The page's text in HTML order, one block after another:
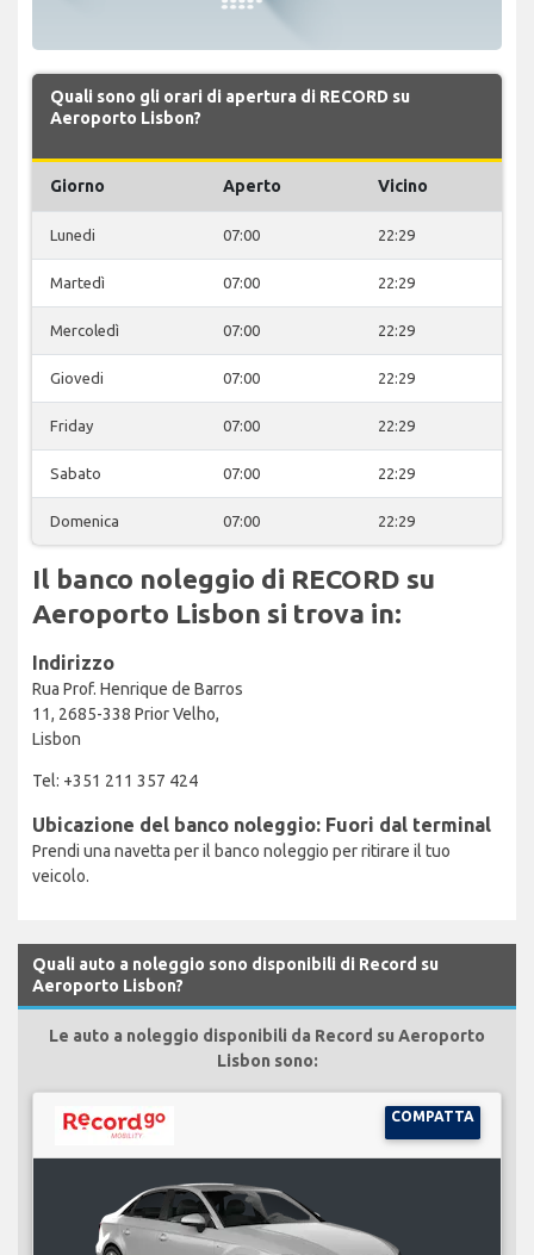
Quali sono gli orari di apertura di RECORD su
Aeroporto Lisbon?
Giorno Aperto Vicino
Lunedi 07:00 22:29
Martedì 07:00 22:29
Mercoledì 07:00 22:29
Giovedi 07:00 22:29
Friday 07:00 22:29
Sabato 07:00 22:29
Domenica 07:00 22:29
Il banco noleggio di RECORD su
Aeroporto Lisbon si trova in:
Indirizzo
Rua Prof. Henrique de Barros
11, 2685-338 Prior Velho,
Lisbon
Tel: +351 211 357 424
Ubicazione del banco noleggio: Fuori dal terminal
Prendi una navetta per il banco noleggio per ritirare il tuo
veicolo.
Quali auto a noleggio sono disponibili di Record su
Aeroporto Lisbon?
Le auto a noleggio disponibili da Record su Aeroporto
Lisbon sono:
COMPATTA